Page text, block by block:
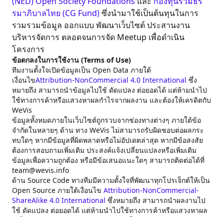
รมาภิบาลไทย (CG Fund)ซึ่งนำมาใช้เป็นต้นทุนในการ
รวมรวมข้อมูล ออกแบบ พัฒนาเว็บไซต์ ประสานงาน
บริหารจัดการ ตลอดจนการจัด Meetup เพื่อดำเนิน
โครงการ
ข้อตกลงในการใช้งาน (Terms of Use)
ทีมงานตั้งใจเปิดข้อมูลเป็น Open Data ภายใต้
เงื่อนไขAttribution-NonCommercial 4.0 International ซึ่ง
หมายถึง สามารถนำข้อมูลไปใช้ ดัดแปลง ต่อยอดได้ แต่ห้ามนำไป
ใช้ทางการค้าหรือแสวงหาผลกำไรจากผลงาน และต้องให้เครดิตกับ
WeVis
ข้อมูลทั้งหมดภายในเว็บไซต์ถูกรวบจากช่องทางต่างๆ ภายใต้ข้อ
จำกัดในหลายๆ ด้าน ทาง WeVis ไม่สามารถรับผิดชอบต่อผลกระ
ทบใดๆ หากมีข้อมูลที่ผิดพลาดหรือไม่อัปเดตล่าสุด หากมีข้อสงสัย
ต้องการสอบถามเพิ่มเติม ประสงค์แจ้งเปลี่ยนแปลงหรือเพิ่มเติม
ข้อมูลเพื่อความถูกต้อง หรือมีข้อเสนอแนะใดๆ สามารถติดต่อได้ที่
team@wevis.info
ด้าน Source Code ทางทีมมีความตั้งใจที่พัฒนาทุกโปรเจ็กต์ให้เป็น
Open Source ภายใต้เงื่อนไข Attribution-NonCommercial-
ShareAlike 4.0 International ซึ่งหมายถึง สามารถนำผลงานไป
ใช้ ดัดแปลง ต่อยอดได้ แต่ห้ามนำไปใช้ทางการค้าหรือแสวงหาผล